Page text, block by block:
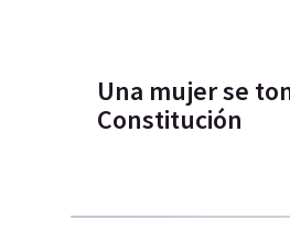
Una mujer se
Constitución